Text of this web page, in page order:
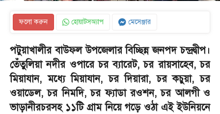
ফলো করুন হোয়াটসঅ্যাপ মেসেঞ্জার
পটুয়াখালীর বাউফল উপজেলার বিচ্ছিন্ন জনপদ চন্দ্রদ্বীপ।
তেঁতুলিয়া নদীর ওপারে চর ব্যারেট, চর রায়সাহেব, চর
মিয়াযান, মধ্যে মিয়াযান, চর দিয়ারা, চর কচুয়া, চর
ওয়াডেল, চর নিমদি, চর ফ্যাডা রওশন, চর আলগী ও
ভাড়ানীরচরসহ ১১টি গ্রাম নিয়ে গড়ে ওঠা এই ইউনিয়নে